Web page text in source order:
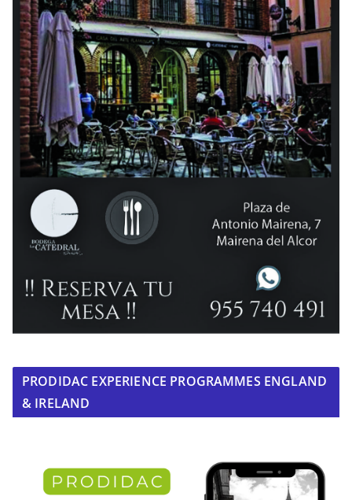
PRODIDAC EXPERIENCE PROGRAMMES ENGLAND
& IRELAND